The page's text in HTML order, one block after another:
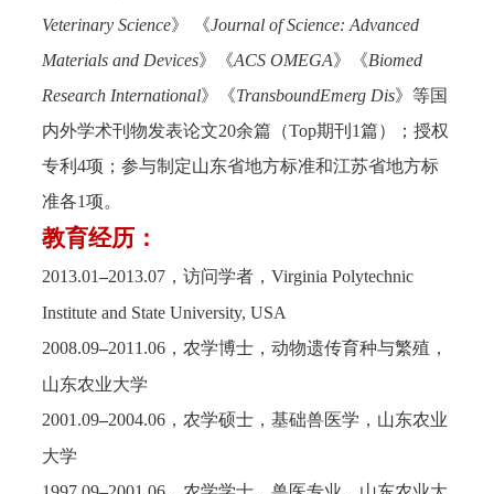
Veterinary Science》 《Journal of Science: Advanced
Materials and Devices》《ACS OMEGA》《Biomed
Research International》 《TransboundEmerg Dis》 等国
内外学术刊物发表论文20余篇（Top期刊 1篇）；授权
专利 4项；参与制定山东省地方标准和江苏省地方标
准各1项。
教育经历：
2013.01–2013.07，访问学者， Virginia Polytechnic
Institute and State University, USA
2008.09–2011.06，农学博士，动物遗传育种与繁殖，
山东农业大学
2001.09–2004.06，农学硕士，基础兽医学，山东农业
大学